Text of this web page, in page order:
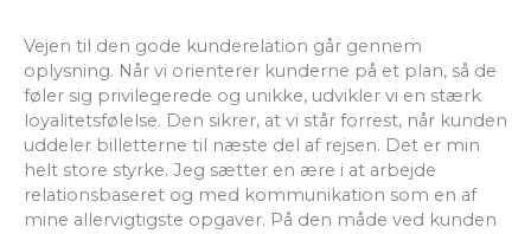
Vejen til den gode kunderelation går gennem
oplysning. Når vi orienterer kunderne på et plan, så de
føler sig privilegerede og unikke, udvikler vi en stærk
loyalitetsfølelse. Den sikrer, at vi står forrest, når kunden
uddeler billetterne til næste del af rejsen. Det er min
helt store styrke. Jeg sætter en ære i at arbejde
relationsbaseret og med kommunikation som en af
mine allervigtigste opgaver. På den måde ved kunden